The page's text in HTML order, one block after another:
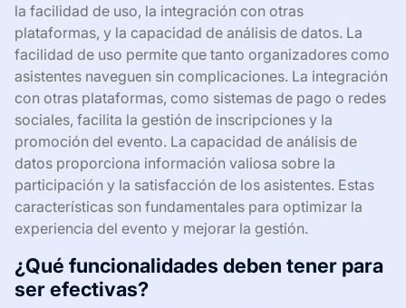
la facilidad de uso, la integración con otras
plataformas, y la capacidad de análisis de datos. La
facilidad de uso permite que tanto organizadores como
asistentes naveguen sin complicaciones. La integración
con otras plataformas, como sistemas de pago o redes
sociales, facilita la gestión de inscripciones y la
promoción del evento. La capacidad de análisis de
datos proporciona información valiosa sobre la
participación y la satisfacción de los asistentes. Estas
características son fundamentales para optimizar la
experiencia del evento y mejorar la gestión.
¿Qué funcionalidades deben tener para
ser efectivas?